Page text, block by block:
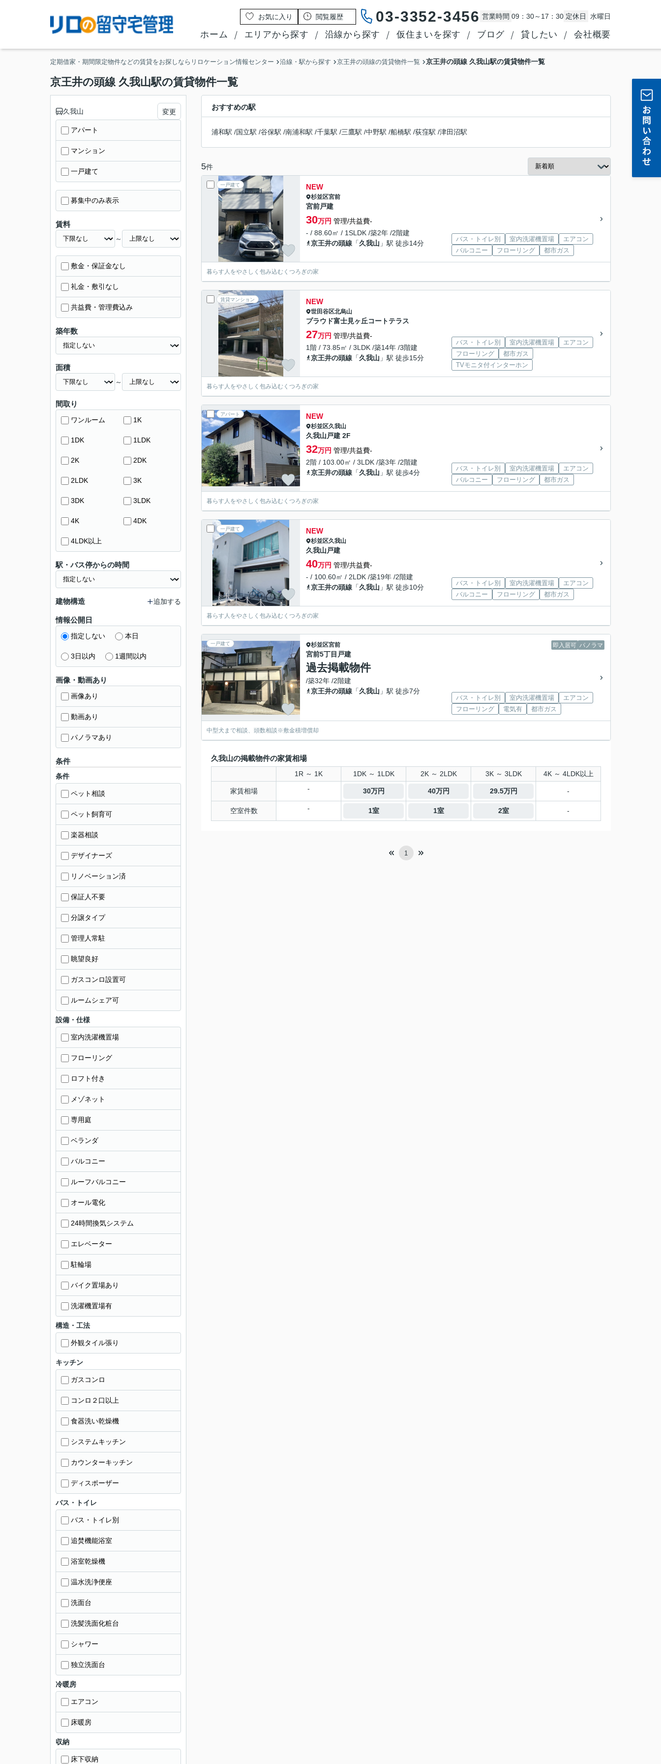
お気に入り 閲覧履歴 03-3352-3456 営業時間 09：30～17：30 定休日 水曜日
ホーム エリアから探す 沿線から探す 仮住まいを探す ブログ 貸したい 会社概要
定期借家・期間限定物件などの賃貸をお探しならリロケーション情報センター 沿線・駅から探す 京王井の頭線の賃貸物件一覧 京王井の頭線 久我山駅の賃貸物件一覧
京王井の頭線 久我山駅の賃貸物件一覧
おすすめの駅
浦和駅 /国立駅 /谷保駅 /南浦和駅 /千葉駅 /三鷹駅 /中野駅 /船橋駅 /荻窪駅 /津田沼駅
5件
一戸建て NEW
杉並区宮前
宮前戸建
30万円 管理/共益費-
- / 88.60㎡ / 1SLDK /築2年 /2階建
京王井の頭線 「久我山 」駅 徒歩14分
バス・トイレ別 室内洗濯機置場
エアコン
バルコニー
フローリング 都市ガス
暮らす人をやさしく包み込むくつろぎの家
賃貸マンション NEW
世田谷区北烏山
プラウド富士見ヶ丘コートテラス
27万円 管理/共益費-
1階 / 73.85㎡ / 3LDK /築14年 /3階建
京王井の頭線 「久我山 」駅 徒歩15分
バス・トイレ別 室内洗濯機置場
エアコン
フローリング
都市ガス
TVモニタ付インターホン
暮らす人をやさしく包み込むくつろぎの家
アパート NEW
杉並区久我山
久我山戸建 2F
32万円 管理/共益費-
2階 / 103.00㎡ / 3LDK /築3年 /2階建
京王井の頭線 「久我山 」駅 徒歩4分
バス・トイレ別 室内洗濯機置場
エアコン
バルコニー
フローリング 都市ガス
暮らす人をやさしく包み込むくつろぎの家
一戸建て NEW
杉並区久我山
久我山戸建
40万円 管理/共益費-
- / 100.60㎡ / 2LDK /築19年 /2階建
京王井の頭線 「久我山 」駅 徒歩10分
バス・トイレ別 室内洗濯機置場
エアコン
バルコニー
フローリング 都市ガス
暮らす人をやさしく包み込むくつろぎの家
一戸建て 即入居可 パノラマ
杉並区宮前
宮前5丁目戸建
過去掲載物件
/築32年 /2階建
京王井の頭線 「久我山 」駅 徒歩7分
バス・トイレ別 室内洗濯機置場
エアコン
フローリング
電気有 都市ガス
中型犬まで相談、頭数相談※敷金積増償却
久我山の掲載物件の家賃相場
1R ～ 1K 1DK ～ 1LDK 2K ～ 2LDK 3K ～ 3LDK 4K ～ 4LDK以上
家賃相場 - 30万円 40万円 29.5万円 -
空室件数 - 1室 1室 2室 -
1
久我山 変更
アパート
マンション
一戸建て
募集中のみ表示
賃料
～
敷金・保証金なし
礼金・敷引なし
共益費・管理費込み
築年数
面積
～
間取り
ワンルーム 1K
1DK 1LDK
2K 2DK
2LDK 3K
3DK 3LDK
4K 4DK
4LDK以上
駅・バス停からの時間
建物構造 追加する
情報公開日
指定しない 本日
3日以内 1週間以内
画像・動画あり
画像あり
動画あり
パノラマあり
条件
条件
ペット相談
ペット飼育可
楽器相談
デザイナーズ
リノベーション済
保証人不要
分譲タイプ
管理人常駐
眺望良好
ガスコンロ設置可
ルームシェア可
設備・仕様
室内洗濯機置場
フローリング
ロフト付き
メゾネット
専用庭
ベランダ
バルコニー
ルーフバルコニー
オール電化
24時間換気システム
エレベーター
駐輪場
バイク置場あり
洗濯機置場有
構造・工法
外観タイル張り
キッチン
ガスコンロ
コンロ２口以上
食器洗い乾燥機
システムキッチン
カウンターキッチン
ディスポーザー
バス・トイレ
バス・トイレ別
追焚機能浴室
浴室乾燥機
温水洗浄便座
洗面台
洗髪洗面化粧台
シャワー
独立洗面台
冷暖房
エアコン
床暖房
収納
床下収納